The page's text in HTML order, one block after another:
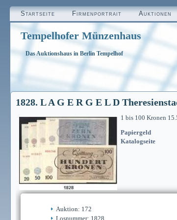
Startseite Firmenportrait Auktionen
Tempelhofer Münzenhaus
Das Auktionshaus in Berlin Tempelhof
1828. L A G E R G E L D
1 bis 100 Kronen
Papiergeld
Katalogseite
Auktion: 172
Losnummer: 1828